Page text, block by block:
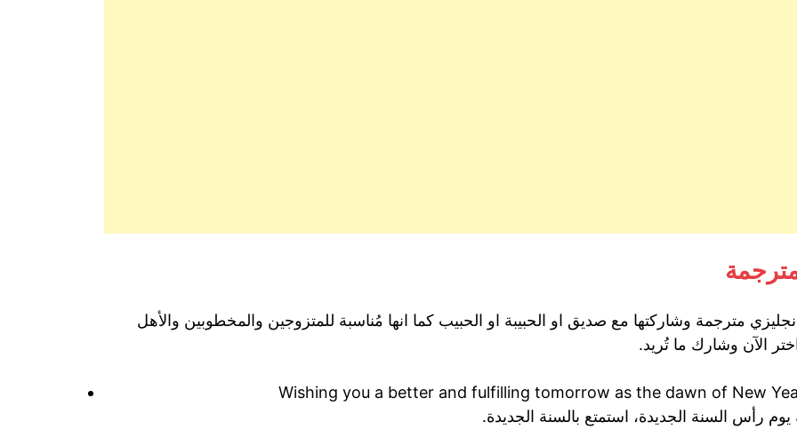
مترجمة
مترجمة وشاركتها مع صديق او الحبيبة او الحبيب كما انها مُناسبة للمتزوجين والمخطوبين والأهل
الآن وشارك ما تُريد.
Wishing you a better and fulfilling tomorrow as the dawn of New
رأس السنة الجديدة، استمتع بالسنة الجديدة.